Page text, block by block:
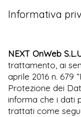
Informativa
NEXT OnWeb
trattamento, ai
aprile 2016 n. 679
Protezione dei
informa che i dati
trattati come